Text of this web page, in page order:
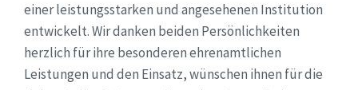
einer leistungsstarken und angesehenen Institution
entwickelt. Wir danken beiden Persönlichkeiten
herzlich für ihre besonderen ehrenamtlichen
Leistungen und den Einsatz, wünschen ihnen für die